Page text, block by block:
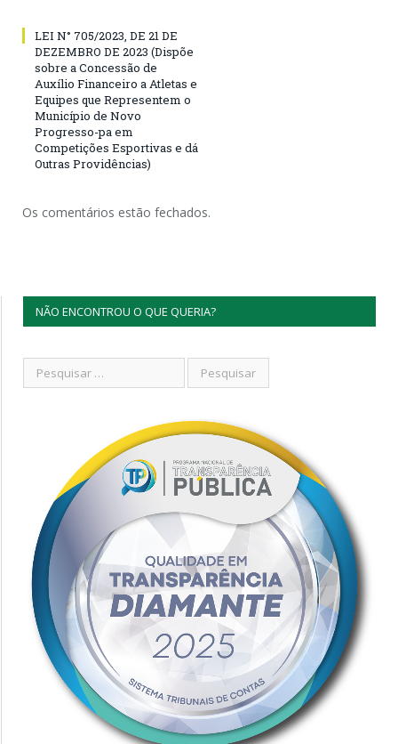
LEI N° 705/2023, DE 21 DE
DEZEMBRO DE 2023 (Dispõe
sobre a Concessão de
Auxílio Financeiro a Atletas e
Equipes que Representem o
Município de Novo
Progresso-pa em
Competições Esportivas e dá
Outras Providências)
Os comentários estão fechados.
NÃO ENCONTROU O QUE QUERIA?